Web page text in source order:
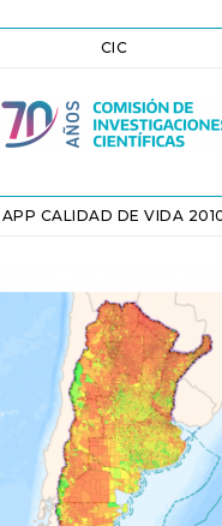
CIC
APP CALIDAD DE VIDA